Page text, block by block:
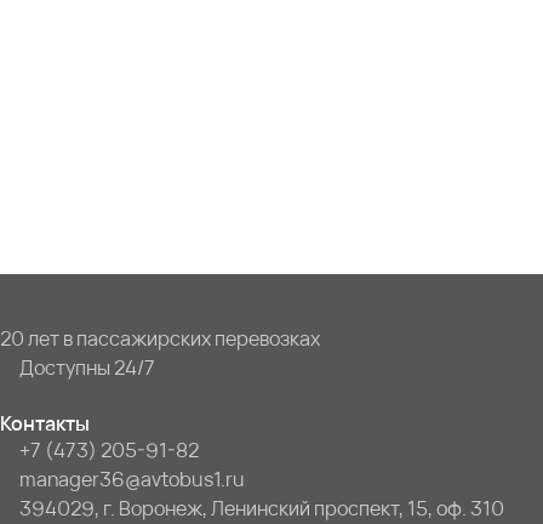
20 лет в пассажирских перевозках
Доступны 24/7
Контакты
+7 (473) 205-91-82
manager36@avtobus1.ru
394029, г. Воронеж, Ленинский проспект, 15, оф. 310